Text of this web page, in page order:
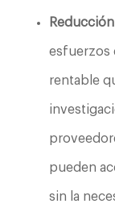
esfuerzos
rentable
pueden
sin la